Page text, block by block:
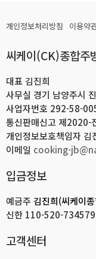
개인정보처리방침 이용약
씨케이(CK)종합주
대표 김진희
사무실 경기 남양주시
사업자번호 292-58-
통신판매신고 제2020-
개인정보보호책임자 김
이메일 cooking-
입금정보
예금주 김진희(씨케이
신한 110-520-734579
고객센터